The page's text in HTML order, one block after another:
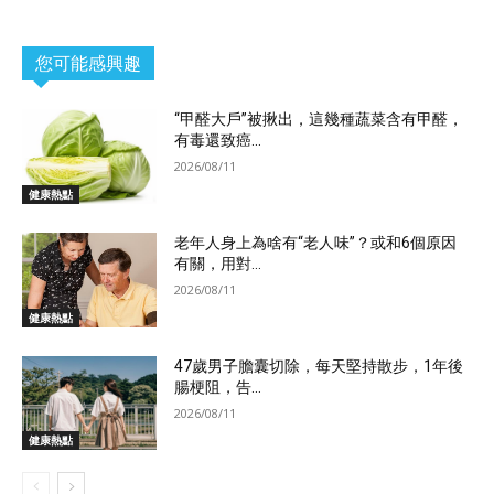
您可能感興趣
健康熱點
“甲醛大戶”被揪出，這幾種蔬菜含有甲醛，
有毒還致癌...
2026/08/11
健康熱點
老年人身上為啥有“老人味”？或和6個原因
有關，用對...
2026/08/11
健康熱點
47歲男子膽囊切除，每天堅持散步，1年後
腸梗阻，告...
2026/08/11